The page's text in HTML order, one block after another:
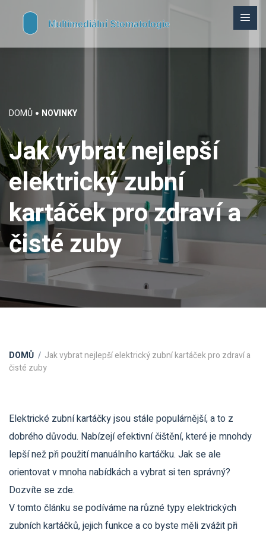
DOMŮ NOVINKY
Jak vybrat nejlepší
elektrický zubní
kartáček pro zdraví a
čisté zuby
DOMŮ
Jak vybrat nejlepší elektrický zubní kartáček pro zdraví a
čisté zuby
Elektrické zubní kartáčky jsou stále populárnější, a to z
dobrého důvodu. Nabízejí efektivní čištění, které je mnohdy
lepší než při použití manuálního kartáčku. Jak se ale
orientovat v mnoha nabídkách a vybrat si ten správný?
Dozvíte se zde.
V tomto článku se podíváme na různé typy elektrických
zubních kartáčků, jejich funkce a co byste měli zvážit při